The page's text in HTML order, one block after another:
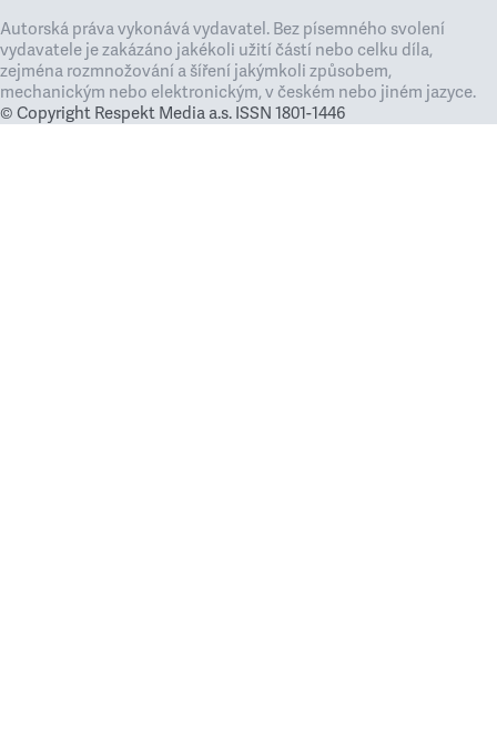
Autorská práva vykonává vydavatel. Bez písemného svolení
vydavatele je zakázáno jakékoli užití částí nebo celku díla,
zejména rozmnožování a šíření jakýmkoli způsobem,
mechanickým nebo elektronickým, v českém nebo jiném jazyce.
© Copyright Respekt Media a.s. ISSN 1801-1446